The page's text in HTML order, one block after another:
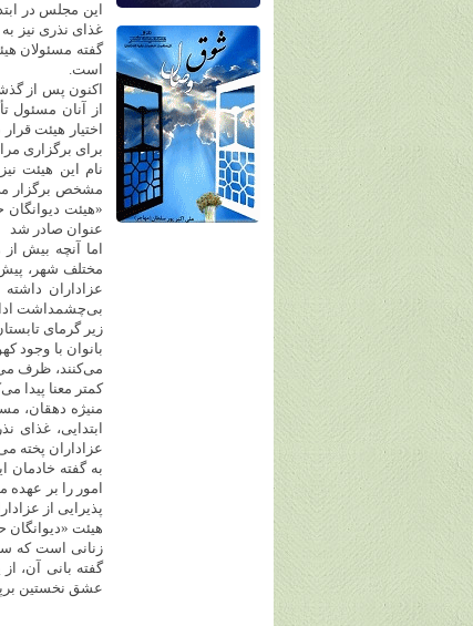
این مجلس در
غذای نذری نیز
است.
اکنون پس از
از آنان مسئول
اختیار هیئت
برای برگزاری
نام این هیئت
مشخص برگزار
«هیئت
عنوان صادر شد
اما آنچه بیش
مختلف شهر، پیش
عزاداران
بی‌چشمداشت
زیر گرمای
بانوان با وجود
می‌کنند، ظرف
کمتر معنا پیدا
منیژه دهقان،
عزاداران پخته
به گفته
امور را بر
پذیرایی از
هیئت
زنانی است که
عشق نخستین